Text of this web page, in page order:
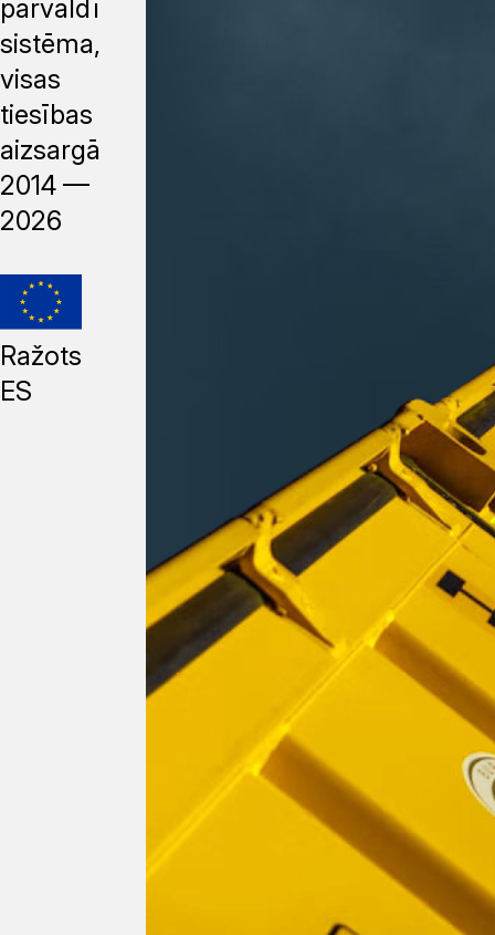
pārvaldības
sistēma,
visas
tiesības
aizsargātas,
2014 —
2026
Ražots
ES